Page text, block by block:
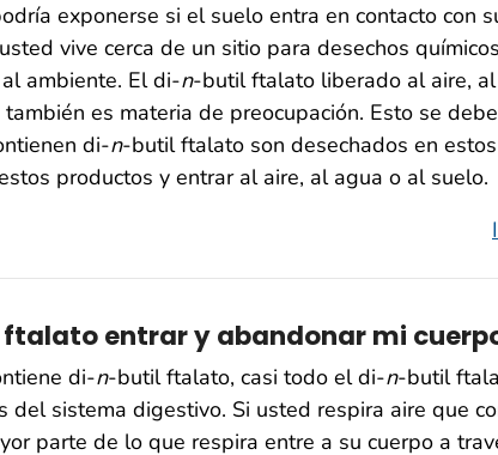
exponerse si el suelo entra en contacto con
vive cerca de un sitio para desechos
ambiente. El di-n-butil ftalato liberado al aire,
es materia de preocupación. Esto se
di-n-butil ftalato son desechados en
productos y entrar al aire, al agua o al suelo.
entrar y abandonar mi
di-n-butil ftalato, casi todo el di-n-butil
sistema digestivo. Si usted respira aire que
parte de lo que respira entre a su cuerpo a